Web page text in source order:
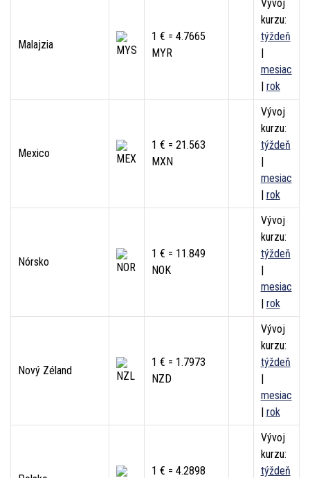
Malajzia
1 € = 4.7665
MYR
Vývoj
kurzu:
týždeň
|
mesiac
| rok
Mexico
1 € = 21.563
MXN
Vývoj
kurzu:
týždeň
|
mesiac
| rok
Nórsko
1 € = 11.849
NOK
Vývoj
kurzu:
týždeň
|
mesiac
| rok
Nový Zéland
1 € = 1.7973
NZD
Vývoj
kurzu:
týždeň
|
mesiac
| rok
1 € = 4.2898
Vývoj
kurzu:
týždeň